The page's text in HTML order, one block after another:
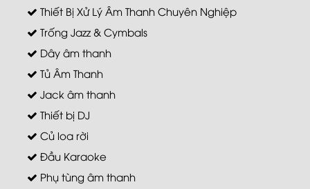
Thiết Bị Xử Lý Âm Thanh Chuyên Nghiệp
Trống Jazz & Cymbals
Dây âm thanh
Tủ Âm Thanh
Jack âm thanh
Thiết bị DJ
Củ loa rời
Đầu Karaoke
Phụ tùng âm thanh